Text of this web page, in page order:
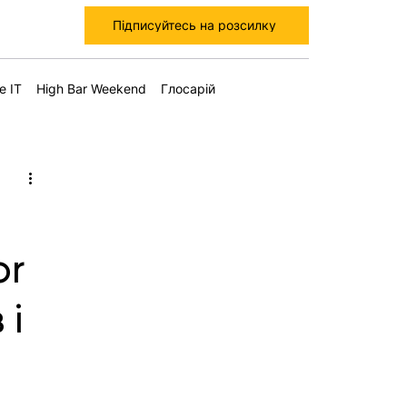
Підписуйтесь на розсилку
IT High Bar Weekend Глосарій